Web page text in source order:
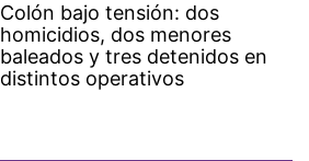
Colón bajo tensión: dos
homicidios, dos menores
baleados y tres detenidos en
distintos operativos